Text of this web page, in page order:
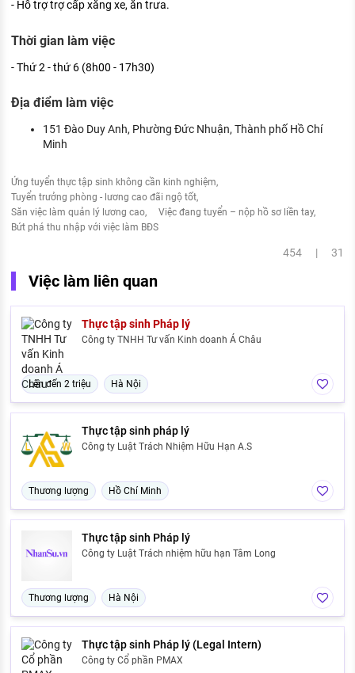
- Hỗ trợ trợ cấp xăng xe, ăn trưa.
Thời gian làm việc
- Thứ 2 - thứ 6 (8h00 - 17h30)
Địa điểm làm việc
151 Đào Duy Anh, Phường Đức Nhuận, Thành phố Hồ Chí
Minh
Ứng tuyển thực tập sinh không cần kinh nghiệm
Tuyển trưởng phòng - lương cao đãi ngộ tốt
Săn việc làm quản lý lương cao
Việc đang tuyển – nộp hồ sơ liền tay
Bứt phá thu nhập với việc làm BĐS
454 | 31
Việc làm liên quan
Thực tập sinh Pháp lý
Công ty TNHH Tư vấn Kinh doanh Á Châu
Lên đến 2 triệu Hà Nội
Thực tập sinh pháp lý
Công ty Luật Trách Nhiệm Hữu Hạn A.S
Thương lượng Hồ Chí Minh
Thực tập sinh Pháp lý
Công ty Luật Trách nhiệm hữu hạn Tâm Long
Thương lượng Hà Nội
Thực tập sinh Pháp lý (Legal Intern)
Công ty Cổ phần PMAX